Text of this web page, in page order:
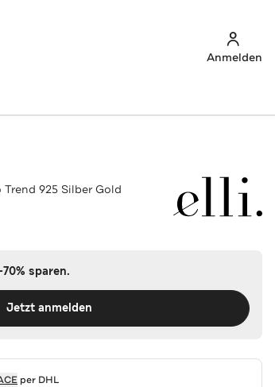
Anmelden
925 Silber Gold
sparen.
Jetzt anmelden
per DHL